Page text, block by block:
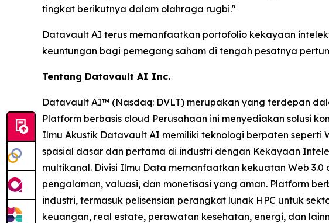
tingkat berikutnya dalam olahraga rugbi."
Datavault AI terus memanfaatkan portofolio kekayaan
keuntungan bagi pemegang saham di tengah pesatnya
Tentang Datavault AI Inc.
Datavault AI™ (Nasdaq: DVLT) merupakan yang terdepan
Platform berbasis cloud Perusahaan ini menyediakan solusi
Ilmu Akustik Datavault AI memiliki teknologi berpaten seperti
spasial dasar dan pertama di industri dengan Kekayaan
multikanal. Divisi Ilmu Data memanfaatkan kekuatan Web
pengalaman, valuasi, dan monetisasi yang aman. Platform
industri, termasuk pelisensian perangkat lunak HPC untuk
keuangan, real estate, perawatan kesehatan, energi, dan